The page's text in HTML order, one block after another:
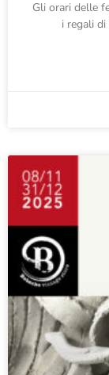
Gli orari delle
i regali di